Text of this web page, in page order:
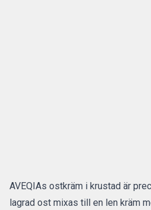
AVEQIAs ostkräm i krustad är
lagrad ost mixas till en len kräm